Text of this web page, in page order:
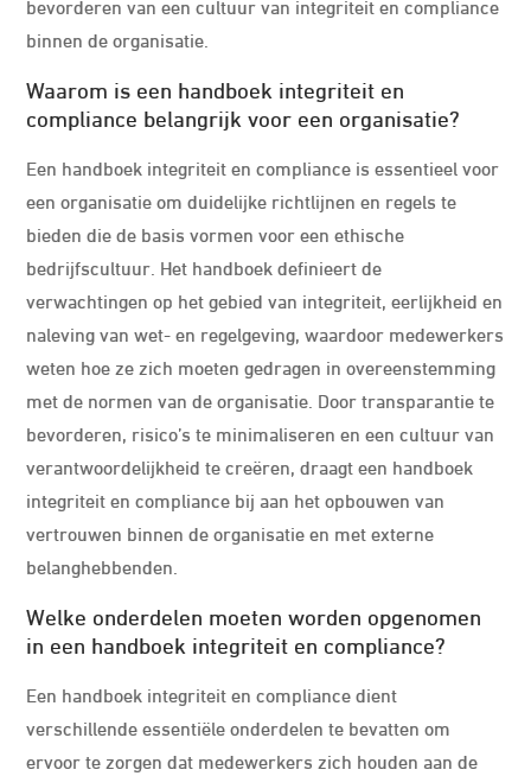
binnen de organisatie.
Waarom is een handboek integriteit en
compliance belangrijk voor een organisatie?
Een handboek integriteit en compliance is essentieel voor
een organisatie om duidelijke richtlijnen en regels te
bieden die de basis vormen voor een ethische
bedrijfscultuur. Het handboek definieert de
verwachtingen op het gebied van integriteit, eerlijkheid en
naleving van wet- en regelgeving, waardoor medewerkers
weten hoe ze zich moeten gedragen in overeenstemming
met de normen van de organisatie. Door transparantie te
bevorderen, risico’s te minimaliseren en een cultuur van
verantwoordelijkheid te creëren, draagt een handboek
integriteit en compliance bij aan het opbouwen van
vertrouwen binnen de organisatie en met externe
belanghebbenden.
Welke onderdelen moeten worden opgenomen
in een handboek integriteit en compliance?
Een handboek integriteit en compliance dient
verschillende essentiële onderdelen te bevatten om
ervoor te zorgen dat medewerkers zich houden aan de